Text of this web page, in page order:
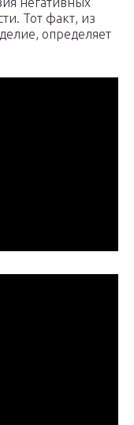
Тот факт, из
определяет